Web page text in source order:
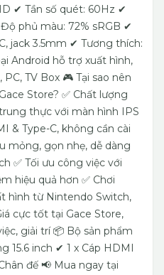
✔ Tần số quét: 60Hz ✔
phủ màu: 72% sRGB ✔
jack 3.5mm ✔ Tương thích:
Android hỗ trợ xuất hình,
PC, TV Box 🎮 Tại sao nên
Store? ✅ Chất lượng
thực với màn hình IPS
& Type-C, không cần cài
mỏng, gọn nhẹ, dễ dàng
✅ Tối ưu công việc với
hiệu quả hơn ✅ Chơi
hình từ Nintendo Switch,
cực tốt tại Gace Store,
giải trí 📦 Bộ sản phẩm
15.6 inch ✔ 1 x Cáp HDMI
đế 📢 Mua ngay tại